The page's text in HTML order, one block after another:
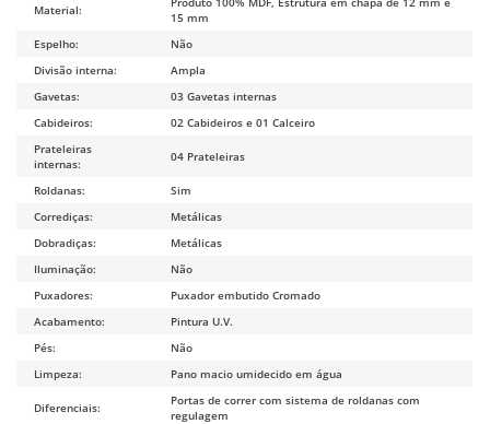
Material:
15 mm
Espelho:
Não
Divisão interna:
Ampla
Gavetas:
03 Gavetas internas
Cabideiros:
02 Cabideiros e 01 Calceiro
Prateleiras
internas:
04 Prateleiras
Roldanas:
Sim
Corrediças:
Metálicas
Dobradiças:
Metálicas
Iluminação:
Não
Puxadores:
Puxador embutido Cromado
Acabamento:
Pintura U.V.
Pés:
Não
Limpeza:
Pano macio umidecido em água
Diferenciais:
Portas de correr com sistema de roldanas com
regulagem